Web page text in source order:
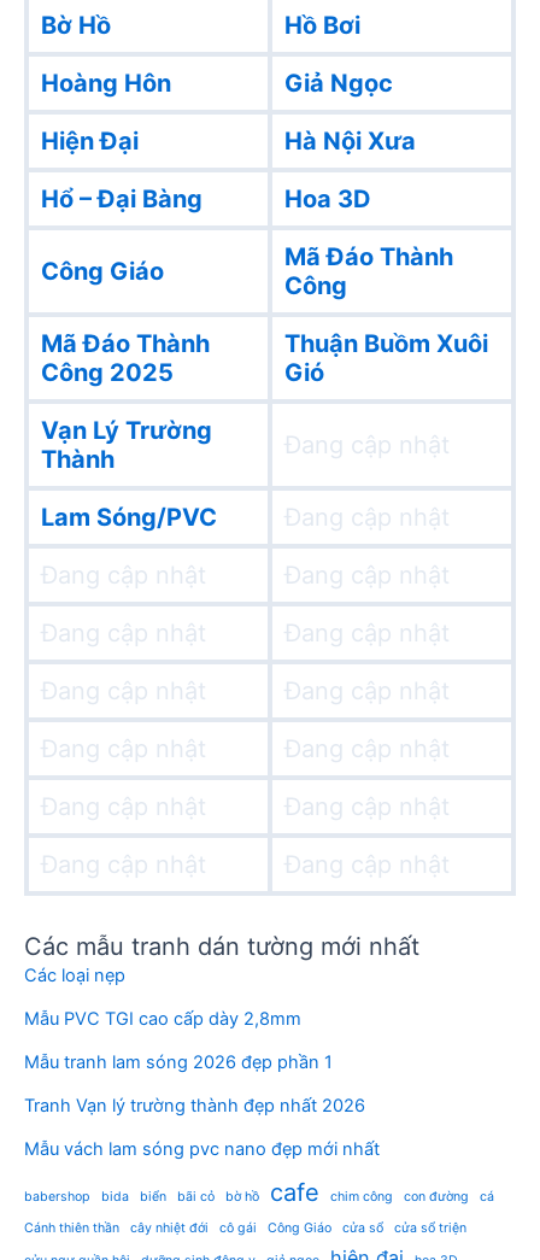
Bờ Hồ
Hồ Bơi
Hoàng Hôn
Giả Ngọc
Hiện Đại
Hà Nội Xưa
Hổ – Đại Bàng
Hoa 3D
Công Giáo
Mã Đáo Thành
Công
Mã Đáo Thành
Công 2025
Thuận Buồm Xuôi
Gió
Vạn Lý Trường
Thành
Đang cập nhật
Lam Sóng/PVC
Đang cập nhật
Đang cập nhật
Đang cập nhật
Đang cập nhật
Đang cập nhật
Đang cập nhật
Đang cập nhật
Đang cập nhật
Đang cập nhật
Đang cập nhật
Đang cập nhật
Đang cập nhật
Đang cập nhật
Các mẫu tranh dán tường mới nhất
Các loại nẹp
Mẫu PVC TGI cao cấp dày 2,8mm
Mẫu tranh lam sóng 2026 đẹp phần 1
Tranh Vạn lý trường thành đẹp nhất 2026
Mẫu vách lam sóng pvc nano đẹp mới nhất
babershop bida biển bãi cỏ bờ hồ cafe chim công con đường
cá
Cánh thiên thần
cây nhiệt đới cô gái Công Giáo cửa sổ cửa sổ triện